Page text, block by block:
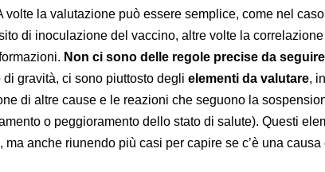
volte la valutazione può essere semplice, come nel
di inoculazione del vaccino, altre volte la
Non ci sono delle regole precise da seguire
gravità, ci sono piuttosto degli elementi da valutare,
di altre cause e le reazioni che seguono la
o peggioramento dello stato di salute). Questi
ma anche riunendo più casi per capire se c’è una causa